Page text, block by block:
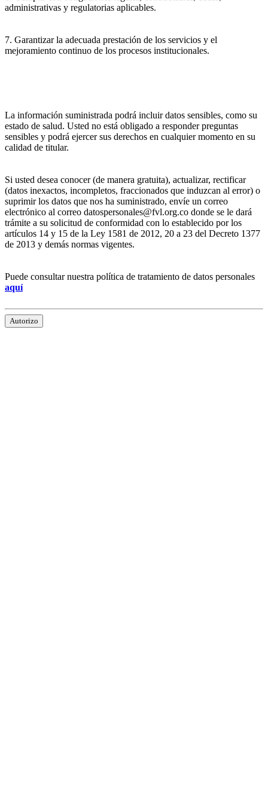
administrativas y regulatorias aplicables.
7. Garantizar la adecuada prestación de los servicios y el
mejoramiento continuo de los procesos institucionales.
La información suministrada podrá incluir datos sensibles, como su
estado de salud. Usted no está obligado a responder preguntas
sensibles y podrá ejercer sus derechos en cualquier momento en su
calidad de titular.
Si usted desea conocer (de manera gratuita), actualizar, rectificar
(datos inexactos, incompletos, fraccionados que induzcan al error) o
suprimir los datos que nos ha suministrado, envíe un correo
electrónico al correo datospersonales@fvl.org.co donde se le dará
trámite a su solicitud de conformidad con lo establecido por los
artículos 14 y 15 de la Ley 1581 de 2012, 20 a 23 del Decreto 1377
de 2013 y demás normas vigentes.
Puede consultar nuestra política de tratamiento de datos personales
aquí
Autorizo